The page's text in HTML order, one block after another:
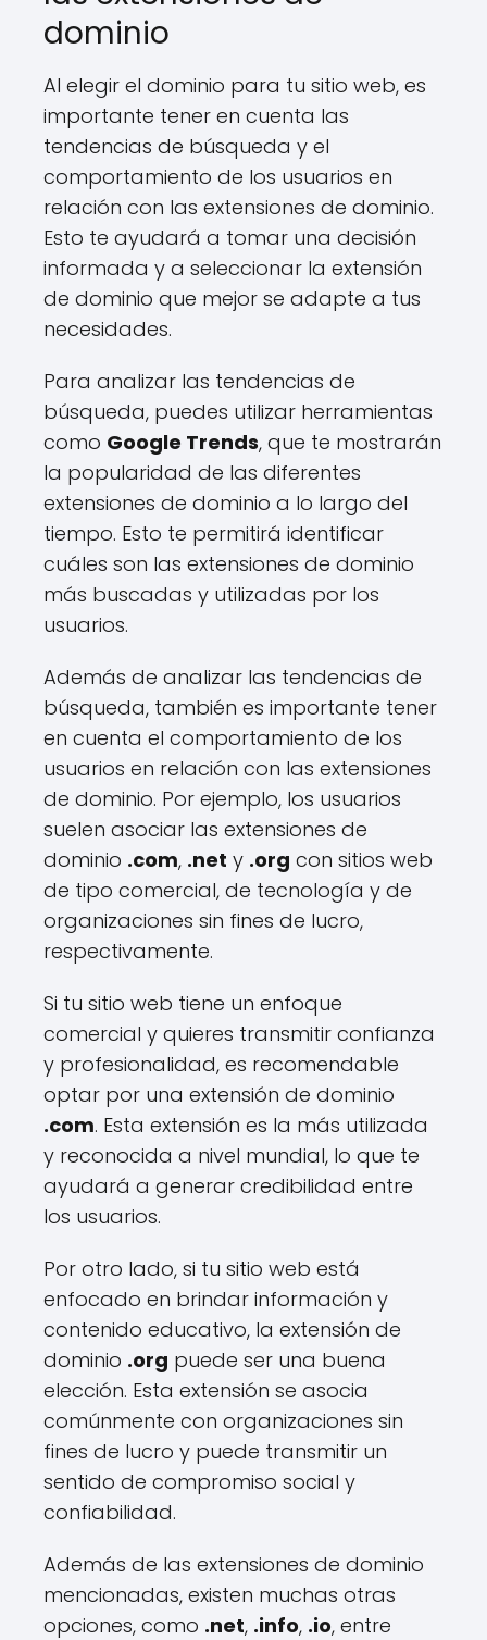
dominio
Al elegir el dominio para tu sitio web, es
importante tener en cuenta las
tendencias de búsqueda y el
comportamiento de los usuarios en
relación con las extensiones de dominio.
Esto te ayudará a tomar una decisión
informada y a seleccionar la extensión
de dominio que mejor se adapte a tus
necesidades.
Para analizar las tendencias de
búsqueda, puedes utilizar herramientas
como Google Trends, que te mostrarán
la popularidad de las diferentes
extensiones de dominio a lo largo del
tiempo. Esto te permitirá identificar
cuáles son las extensiones de dominio
más buscadas y utilizadas por los
usuarios.
Además de analizar las tendencias de
búsqueda, también es importante tener
en cuenta el comportamiento de los
usuarios en relación con las extensiones
de dominio. Por ejemplo, los usuarios
suelen asociar las extensiones de
dominio .com, .net y .org con sitios web
de tipo comercial, de tecnología y de
organizaciones sin fines de lucro,
respectivamente.
Si tu sitio web tiene un enfoque
comercial y quieres transmitir confianza
y profesionalidad, es recomendable
optar por una extensión de dominio
.com. Esta extensión es la más utilizada
y reconocida a nivel mundial, lo que te
ayudará a generar credibilidad entre
los usuarios.
Por otro lado, si tu sitio web está
enfocado en brindar información y
contenido educativo, la extensión de
dominio .org puede ser una buena
elección. Esta extensión se asocia
comúnmente con organizaciones sin
fines de lucro y puede transmitir un
sentido de compromiso social y
confiabilidad.
Además de las extensiones de dominio
mencionadas, existen muchas otras
opciones, como .net, .info, .io, entre